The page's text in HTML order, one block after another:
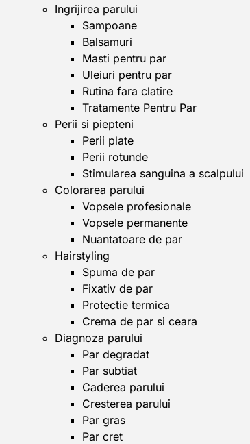
Ingrijirea parului
Sampoane
Balsamuri
Masti pentru par
Uleiuri pentru par
Rutina fara clatire
Tratamente Pentru Par
Perii si piepteni
Perii plate
Perii rotunde
Stimularea sanguina a scalpului
Colorarea parului
Vopsele profesionale
Vopsele permanente
Nuantatoare de par
Hairstyling
Spuma de par
Fixativ de par
Protectie termica
Crema de par si ceara
Diagnoza parului
Par degradat
Par subtiat
Caderea parului
Cresterea parului
Par gras
Par cret